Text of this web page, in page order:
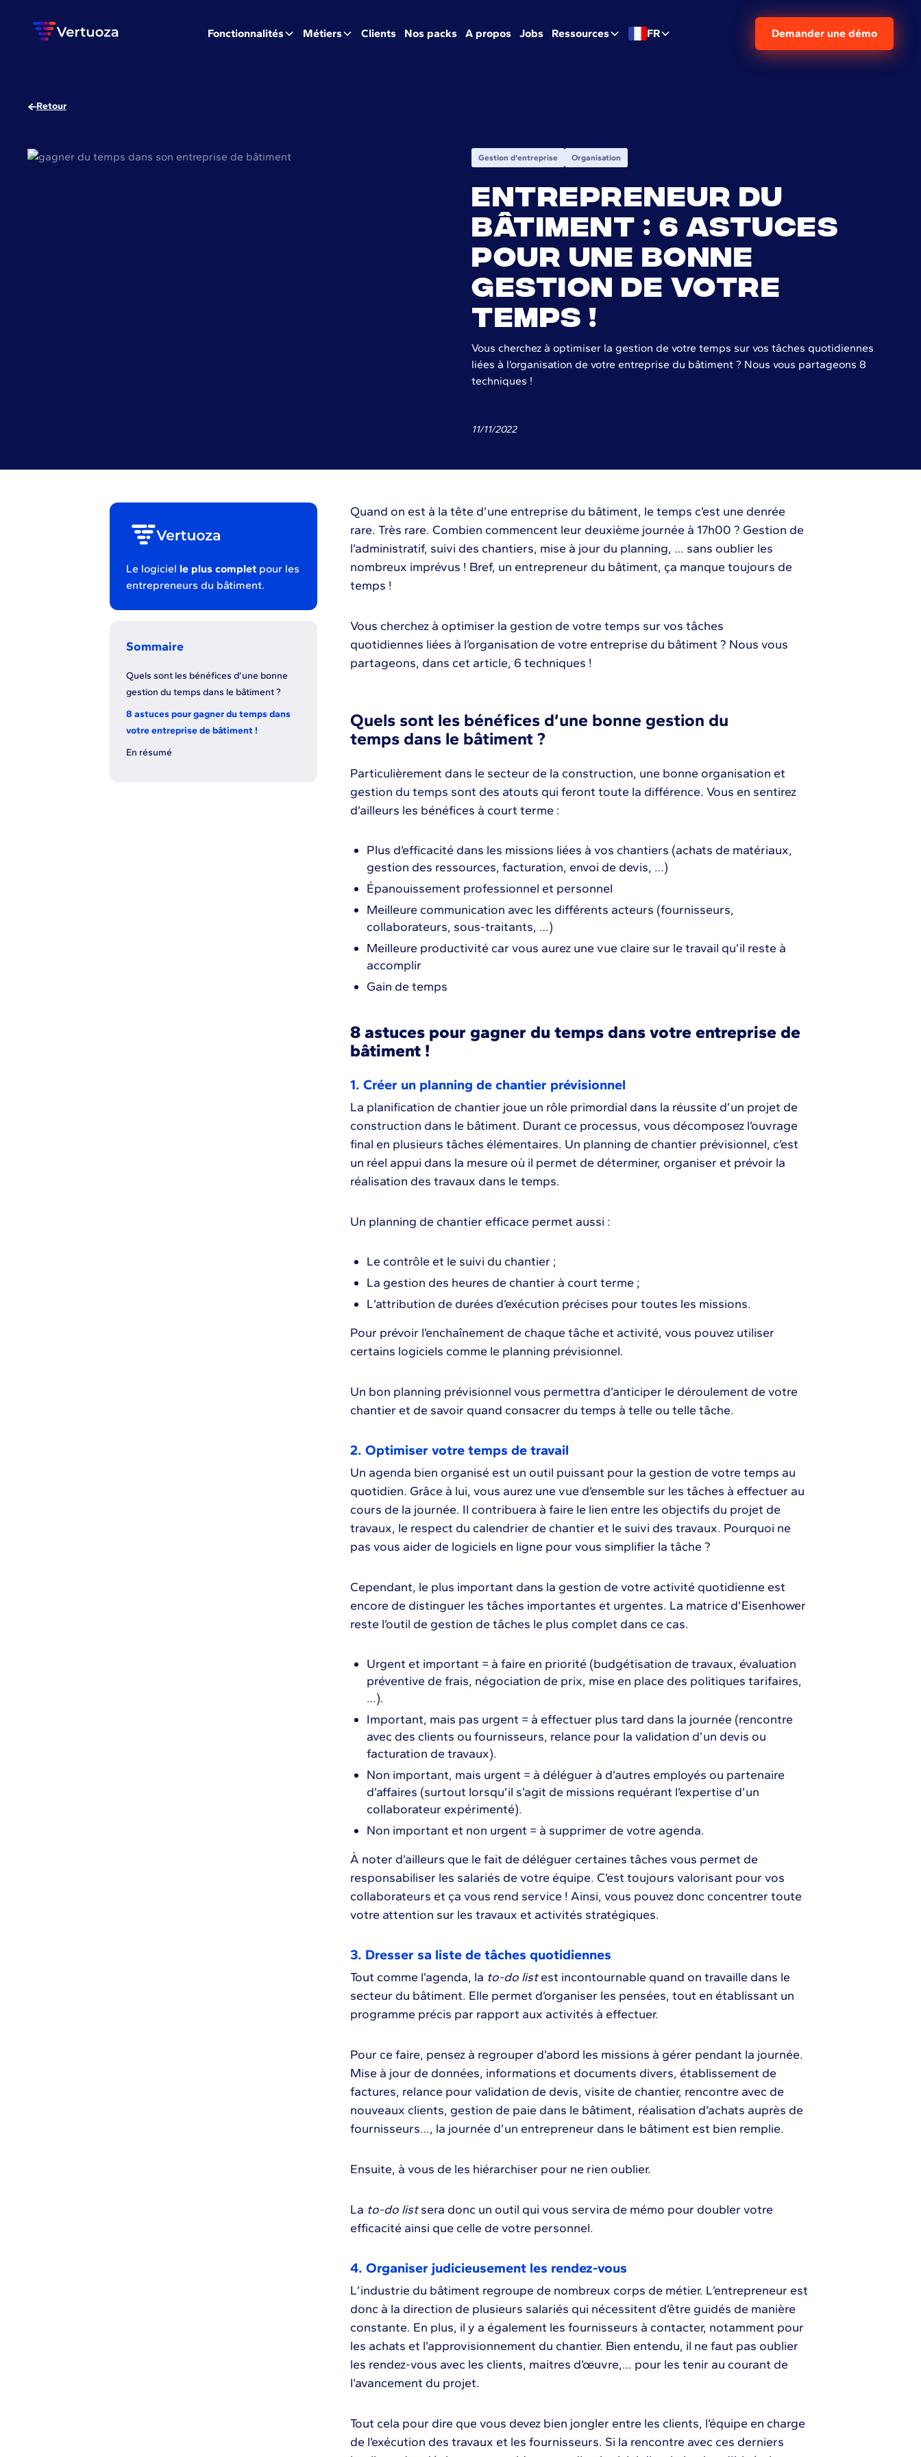
Fonctionnalités Métiers Clients Nos packs A propos Jobs Ressources FR Demander une démo
Retour
Gestion d'entreprise Organisation
Entrepreneur du
bâtiment : 6 astuces
pour une bonne
gestion de votre
temps !
Vous cherchez à optimiser la gestion de votre temps sur vos tâches quotidiennes
liées à l’organisation de votre entreprise du bâtiment ? Nous vous partageons 8
techniques !
11/11/2022
Le logiciel le plus complet pour les
entrepreneurs du bâtiment.
Sommaire
Quels sont les bénéfices d’une bonne
gestion du temps dans le bâtiment ?
8 astuces pour gagner du temps dans
votre entreprise de bâtiment !
En résumé
Quand on est à la tête d’une entreprise du bâtiment, le temps c’est une denrée
rare. Très rare. Combien commencent leur deuxième journée à 17h00 ? Gestion de
l’administratif, suivi des chantiers, mise à jour du planning, … sans oublier les
nombreux imprévus ! Bref, un entrepreneur du bâtiment, ça manque toujours de
temps !
Vous cherchez à optimiser la gestion de votre temps sur vos tâches
quotidiennes liées à l’organisation de votre entreprise du bâtiment ? Nous vous
partageons, dans cet article, 6 techniques !
Quels sont les bénéfices d’une bonne gestion du
temps dans le bâtiment ?
Particulièrement dans le secteur de la construction, une bonne organisation et
gestion du temps sont des atouts qui feront toute la différence. Vous en sentirez
d’ailleurs les bénéfices à court terme :
Plus d’efficacité dans les missions liées à vos chantiers (achats de matériaux,
gestion des ressources, facturation, envoi de devis, …)
Épanouissement professionnel et personnel
Meilleure communication avec les différents acteurs (fournisseurs,
collaborateurs, sous-traitants, …)
Meilleure productivité car vous aurez une vue claire sur le travail qu’il reste à
accomplir
Gain de temps
8 astuces pour gagner du temps dans votre entreprise de
bâtiment !
1. Créer un planning de chantier prévisionnel
La planification de chantier joue un rôle primordial dans la réussite d’un projet de
construction dans le bâtiment. Durant ce processus, vous décomposez l’ouvrage
final en plusieurs tâches élémentaires. Un planning de chantier prévisionnel, c’est
un réel appui dans la mesure où il permet de déterminer, organiser et prévoir la
réalisation des travaux dans le temps.
Un planning de chantier efficace permet aussi :
Le contrôle et le suivi du chantier ;
La gestion des heures de chantier à court terme ;
L’attribution de durées d’exécution précises pour toutes les missions.
Pour prévoir l’enchaînement de chaque tâche et activité, vous pouvez utiliser
certains logiciels comme le planning prévisionnel.
Un bon planning prévisionnel vous permettra d’anticiper le déroulement de votre
chantier et de savoir quand consacrer du temps à telle ou telle tâche.
2. Optimiser votre temps de travail
Un agenda bien organisé est un outil puissant pour la gestion de votre temps au
quotidien. Grâce à lui, vous aurez une vue d’ensemble sur les tâches à effectuer au
cours de la journée. Il contribuera à faire le lien entre les objectifs du projet de
travaux, le respect du calendrier de chantier et le suivi des travaux. Pourquoi ne
pas vous aider de logiciels en ligne pour vous simplifier la tâche ?
Cependant, le plus important dans la gestion de votre activité quotidienne est
encore de distinguer les tâches importantes et urgentes. La matrice d’Eisenhower
reste l’outil de gestion de tâches le plus complet dans ce cas.
Urgent et important = à faire en priorité (budgétisation de travaux, évaluation
préventive de frais, négociation de prix, mise en place des politiques tarifaires,
…).
Important, mais pas urgent = à effectuer plus tard dans la journée (rencontre
avec des clients ou fournisseurs, relance pour la validation d’un devis ou
facturation de travaux).
Non important, mais urgent = à déléguer à d’autres employés ou partenaire
d’affaires (surtout lorsqu’il s’agit de missions requérant l’expertise d’un
collaborateur expérimenté).
Non important et non urgent = à supprimer de votre agenda.
À noter d’ailleurs que le fait de déléguer certaines tâches vous permet de
responsabiliser les salariés de votre équipe. C’est toujours valorisant pour vos
collaborateurs et ça vous rend service ! Ainsi, vous pouvez donc concentrer toute
votre attention sur les travaux et activités stratégiques.
3. Dresser sa liste de tâches quotidiennes
Tout comme l’agenda, la to-do listest incontournable quand on travaille dans le
secteur du bâtiment. Elle permet d’organiser les pensées, tout en établissant un
programme précis par rapport aux activités à effectuer.
Pour ce faire, pensez à regrouper d’abord les missions à gérer pendant la journée.
Mise à jour de données, informations et documents divers, établissement de
factures, relance pour validation de devis, visite de chantier, rencontre avec de
nouveaux clients, gestion de paie dans le bâtiment, réalisation d’achats auprès de
fournisseurs…, la journée d’un entrepreneur dans le bâtiment est bien remplie.
Ensuite, à vous de les hiérarchiser pour ne rien oublier.
La to-do listsera donc un outil qui vous servira de mémo pour doubler votre
efficacité ainsi que celle de votre personnel.
4. Organiser judicieusement les rendez-vous
L’industrie du bâtiment regroupe de nombreux corps de métier. L’entrepreneur est
donc à la direction de plusieurs salariés qui nécessitent d’être guidés de manière
constante. En plus, il y a également les fournisseurs à contacter, notamment pour
les achats et l’approvisionnement du chantier. Bien entendu, il ne faut pas oublier
les rendez-vous avec les clients, maitres d’œuvre,… pour les tenir au courant de
l’avancement du projet.
Tout cela pour dire que vous devez bien jongler entre les clients, l’équipe en charge
de l’exécution des travaux et les fournisseurs. Si la rencontre avec ces derniers